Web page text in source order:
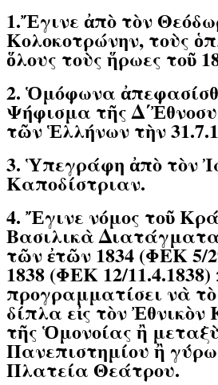
1.Ἔγινε ἀπὸ τὸν
Κολοκοτρώνην, τοὺς
ὅλους τοὺς ἥρωες τοῦ
2. Ὁμόφωνα
Ψήφισμα τῆς
τῶν Ἑλλήνων τὴν
3. Ὑπεγράφη ἀπὸ τὸν
Καποδίστριαν.
4. Ἔγινε νόμος τοῦ
Βασιλικὰ
τῶν ἐτῶν 1834 (ΦΕΚ 5/
1838 (ΦΕΚ 12/11.4.1838)
προγραμματίσει νὰ
δίπλα εἰς τὸν
τῆς Ὁμονοίας ἢ
Πανεπιστημίου ἢ
Πλατεία Θεάτρου.